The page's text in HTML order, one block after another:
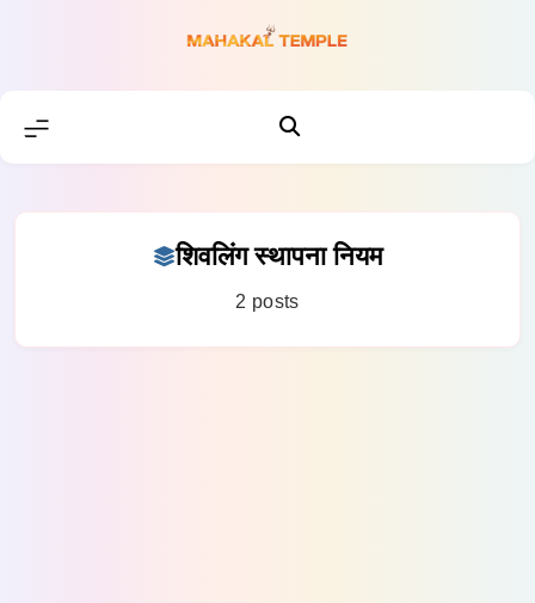
शिवलिंग स्थापना नियम
2 posts